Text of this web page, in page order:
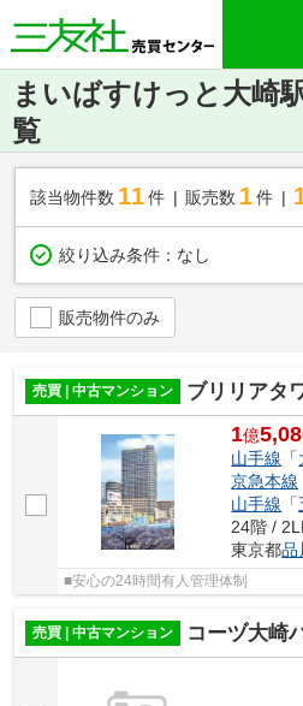
まいばすけっと大崎
覧
該当物件数 11件 販売数 1 件
絞り込み条件： なし
販売物件のみ
売買 | 中古マンション ブリリアタ
1億
山手線 「
京急本線
山手線 「
24階 /
東京都品
■安心の24時間有人管理体制
売買 | 中古マンション コーヅ大崎